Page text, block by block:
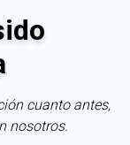
cuanto antes,
nosotros.